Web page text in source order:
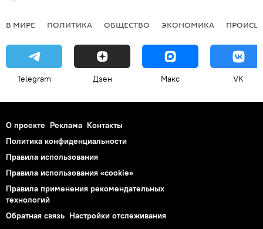
В МИРЕ ПОЛИТИКА ОБЩЕСТВО ЭКОНОМИКА
Telegram Дзен Макс VK
О проекте Реклама Контакты
Политика конфиденциальности
Правила использования
Правила использования «cookie»
Правила применения рекомендательных
технологий
Обратная связь Настройки отслеживания